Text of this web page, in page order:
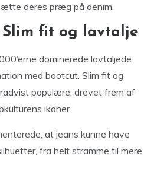
deres præg på denim.
Slim fit og lavtalje
dominerede lavtaljede
med bootcut. Slim fit og
populære, drevet frem af
ikoner.
at jeans kunne have
fra helt stramme til mere